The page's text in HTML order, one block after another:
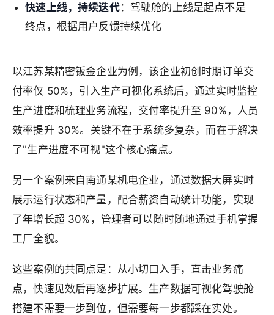
快速上线，持续迭代：驾驶舱的上线是起点不是
终点，根据用户反馈持续优化
以江苏某精密钣金企业为例，该企业初创时期订单交
付率仅 50%，引入生产可视化系统后，通过实时监控
生产进度和梳理业务流程，交付率提升至 90%，人员
效率提升 30%。关键不在于系统多复杂，而在于解决
了"生产进度不可视"这个核心痛点。
另一个案例来自南通某机电企业，通过数据大屏实时
展示运行状态和产量，配合薪资自动统计功能，实现
了年增长超 30%，管理者可以随时随地通过手机掌握
工厂全貌。
这些案例的共同点是：从小切口入手，直击业务痛
点，快速见效后再逐步扩展。生产数据可视化驾驶舱
搭建不需要一步到位，但需要每一步都踩在实处。